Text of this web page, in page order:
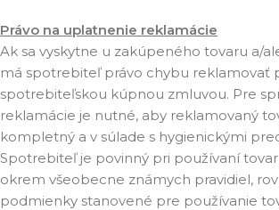
Právo na uplatnenie reklamácie
Ak sa vyskytne u zakúpeného tovaru a/
má spotrebiteľ právo chybu reklamovať
spotrebiteľskou kúpnou zmluvou. Pre
reklamácie je nutné, aby reklamovaný
kompletný a v súlade s hygienickými
Spotrebiteľ je povinný pri používaní
okrem všeobecne známych pravidiel,
podmienky stanovené pre používanie